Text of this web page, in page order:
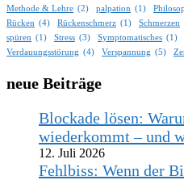
Methode & Lehre (2) palpation (1)
Rücken (4) Rückenschmerz (1) Schmerzen
spüren (1) Stress (3) Symptomatisches (1)
Verdauungsstörung (4) Verspannung (5)
neue Beiträge
Blockade lösen:
wiederkommt – und
12. Juli 2026
Fehlbiss: Wenn der